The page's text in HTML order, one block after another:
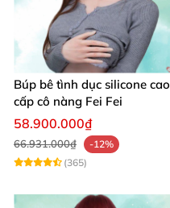
Búp bê tình dục silicone cao
cấp cô nàng Fei Fei
58.900.000₫
66.931.000₫
-12%
(365)